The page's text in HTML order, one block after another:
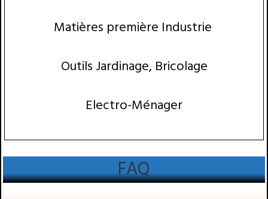
Matières première Industrie
Outils Jardinage, Bricolage
Electro-Ménager
FAQ